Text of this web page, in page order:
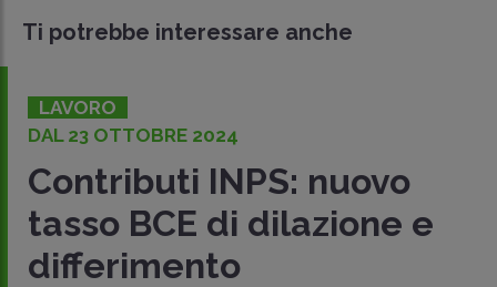
Ti potrebbe interessare anche
LAVORO
DAL 23 OTTOBRE 2024
Contributi INPS: nuovo
tasso BCE di dilazione e
differimento